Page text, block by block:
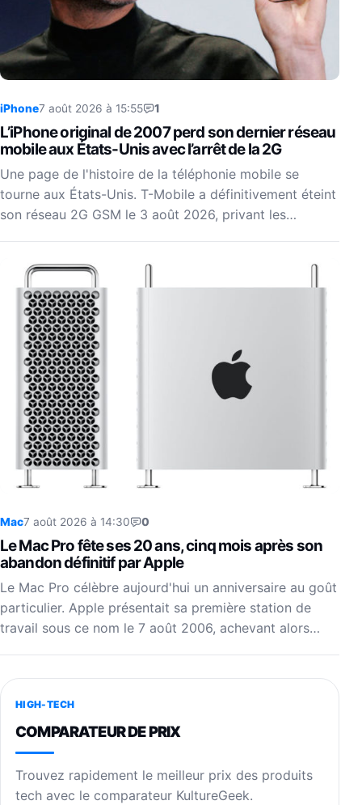
iPhone7 août 2026 à 15:55 1
L’iPhone original de 2007 perd son dernier réseau
mobile aux États-Unis avec l’arrêt de la 2G
Une page de l'histoire de la téléphonie mobile se
tourne aux États-Unis. T-Mobile a définitivement éteint
son réseau 2G GSM le 3 août 2026, privant les…
Mac7 août 2026 à 14:30 0
Le Mac Pro fête ses 20 ans, cinq mois après son
abandon définitif par Apple
Le Mac Pro célèbre aujourd'hui un anniversaire au goût
particulier. Apple présentait sa première station de
travail sous ce nom le 7 août 2006, achevant alors…
HIGH-TECH
COMPARATEUR DE PRIX
Trouvez rapidement le meilleur prix des produits
tech avec le comparateur KultureGeek.